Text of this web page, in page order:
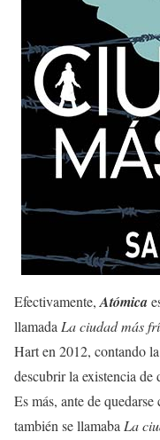
Efectivamente, Atómica
llamada La ciudad más
Hart en 2012, contando
descubrir la existencia de
Es más, ante de
también se llamaba La